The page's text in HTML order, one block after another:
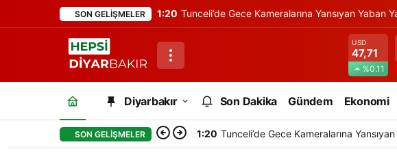
SON GELIŞMELER 1:20 Tunceli’de Gece Kameralarına Yansıyan Yaban
USD
47,71
%0.11
Diyarbakır Son Dakika Gündem Ekonomi
SON GELIŞMELER 1:20 Tunceli’de Gece Kameralarına